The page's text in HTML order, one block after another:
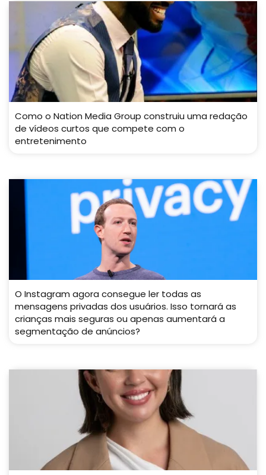
Como o Nation Media Group construiu uma redação
de vídeos curtos que compete com o
entretenimento
O Instagram agora consegue ler todas as
mensagens privadas dos usuários. Isso tornará as
crianças mais seguras ou apenas aumentará a
segmentação de anúncios?